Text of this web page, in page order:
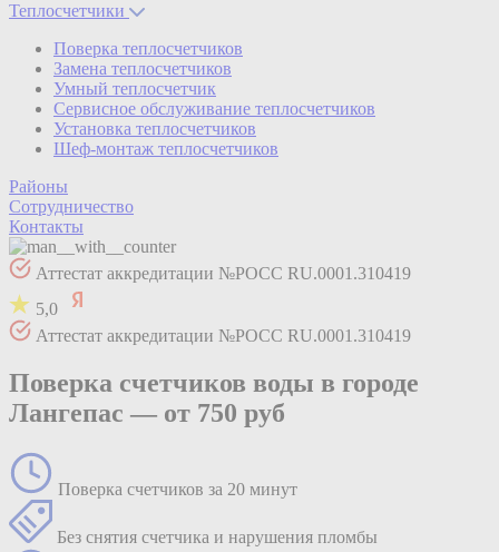
Теплосчетчики
Поверка теплосчетчиков
Замена теплосчетчиков
Умный теплосчетчик
Сервисное обслуживание теплосчетчиков
Установка теплосчетчиков
Шеф-монтаж теплосчетчиков
Районы
Сотрудничество
Контакты
Аттестат аккредитации №РОСС RU.0001.310419
5,0
Аттестат аккредитации №РОСС RU.0001.310419
Поверка счетчиков воды в городе
Лангепас — от 750 руб
Поверка счетчиков за 20 минут
Без снятия счетчика и нарушения пломбы